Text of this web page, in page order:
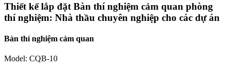
Thiết kế lắp đặt Bàn thí nghiệm cảm quan phòng
thí nghiệm: Nhà thầu chuyên nghiệp cho các dự án
Bàn thí nghiệm cảm quan
Model: CQB-10